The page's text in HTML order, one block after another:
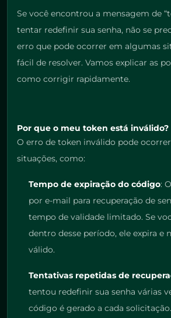
Se você encontrou a mensagem de
tentar redefinir sua senha, não se
erro que pode ocorrer em algumas
fácil de resolver. Vamos explicar as
como corrigir rapidamente.
Por que o meu token está inválido?
O erro de token inválido pode
situações, como:
Tempo de expiração do código:
por e-mail para recuperação de
tempo de validade limitado. Se
dentro desse período, ele expira e
válido.
Tentativas repetidas de
tentou redefinir sua senha várias
código é gerado a cada